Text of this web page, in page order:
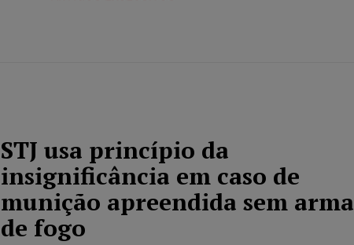
STJ usa princípio da
insignificância em caso de
munição apreendida sem arma
de fogo